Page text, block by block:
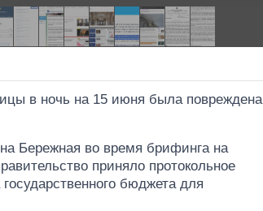
в ночь на 15 июня была повреждена
Бережная во время брифинга на
приняло протокольное
бюджета для